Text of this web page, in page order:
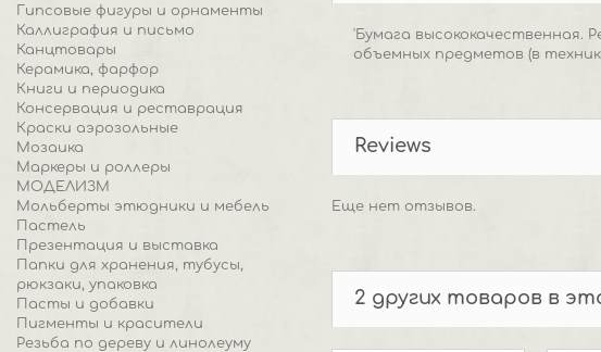
Гипсовые фигуры и орнаменты
Каллиграфия и письмо
Канцтовары
Керамика, фарфор
Книги и периодика
Консервация и реставрация
Краски аэрозольные
Мозаика
Маркеры и роллеры
МОДЕЛИЗМ
Мольберты этюдники и мебель
Пастель
Презентация и выставка
Папки для хранения, тубусы,
рюкзаки, упаковка
Пасты и добавки
Пигменты и красители
Резьба по дереву и линолеуму
'Бумага высококачественная.
объемных предметов (в
Reviews
Еще нет отзывов.
2 других товаров в